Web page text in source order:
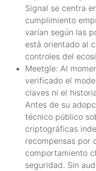
Signal se centra
cumplimiento
varían según las
está orientado al
controles del
Meetgle: Al
verificado el
claves ni el
Antes de su
técnico público
criptográficas
recompensas por
comportamiento
seguridad. Sin